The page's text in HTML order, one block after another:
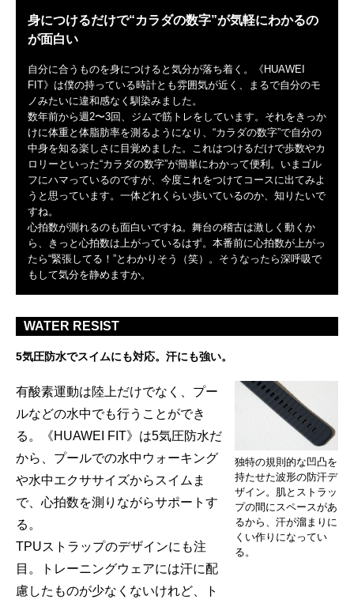
身につけるだけで“カラダの数字”が気軽にわかるの
が面白い
自分に合うものを身につけると気分が落ち着く。《HUAWEI
FIT》は僕の持っている時計とも雰囲気が近く、まるで自分のモ
ノみたいに違和感なく馴染みました。
数年前から週2〜3回、ジムで筋トレをしています。それをきっか
けに体重と体脂肪率を測るようになり、“カラダの数字”で自分の
中身を知る楽しさに目覚めました。これはつけるだけで歩数やカ
ロリーといった“カラダの数字”が簡単にわかって便利。いまゴル
フにハマっているのですが、今度これをつけてコースに出てみよ
うと思っています。一体どれくらい歩いているのか、知りたいで
すね。
心拍数が測れるのも面白いですね。舞台の稽古は激しく動くか
ら、きっと心拍数は上がっているはず。本番前に心拍数が上がっ
たら“緊張してる！”とわかりそう（笑）。そうなったら深呼吸で
もして気分を静めますか。
WATER RESIST
5気圧防水でスイムにも対応。汗にも強い。
有酸素運動は陸上だけでなく、プー
ルなどの水中でも行うことができ
る。《HUAWEI FIT》は5気圧防水だ
から、プールでの水中ウォーキング
や水中エクササイズからスイムま
で、心拍数を測りながらサポートす
る。
TPUストラップのデザインにも注
目。トレーニングウェアには汗に配
慮したものが少なくないけれど、ト
独特の規則的な凹凸を
持たせた波形の防汗デ
ザイン。肌とストラッ
プの間にスペースがあ
るから、汗が溜まりに
くい作りになってい
る。